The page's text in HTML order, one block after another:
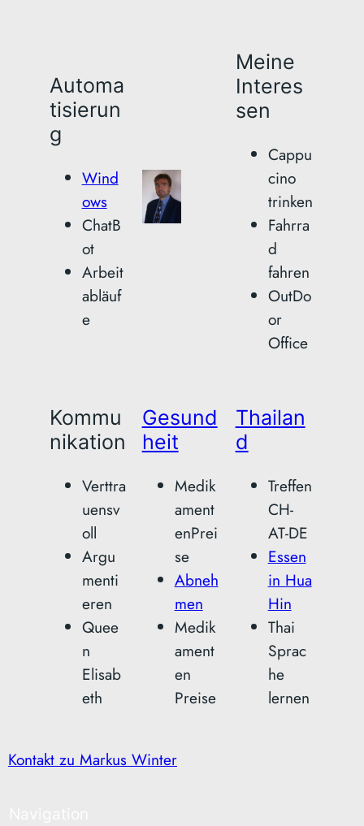
Automa
tisierun
g
Wind
ows
ChatB
ot
Arbeit
abläuf
e
Meine
Interes
sen
Cappu
cino
trinken
Fahrra
d
fahren
OutDo
or
Office
Kommu
nikation
Verttra
uensv
oll
Argu
menti
eren
Quee
n
Elisab
eth
Gesund
heit
Medik
ament
enPrei
se
Abneh
men
Medik
ament
en
Preise
Thailan
d
Treffen
CH-
AT-DE
Essen
in Hua
Hin
Thai
Sprac
he
lernen
Kontakt zu Markus Winter